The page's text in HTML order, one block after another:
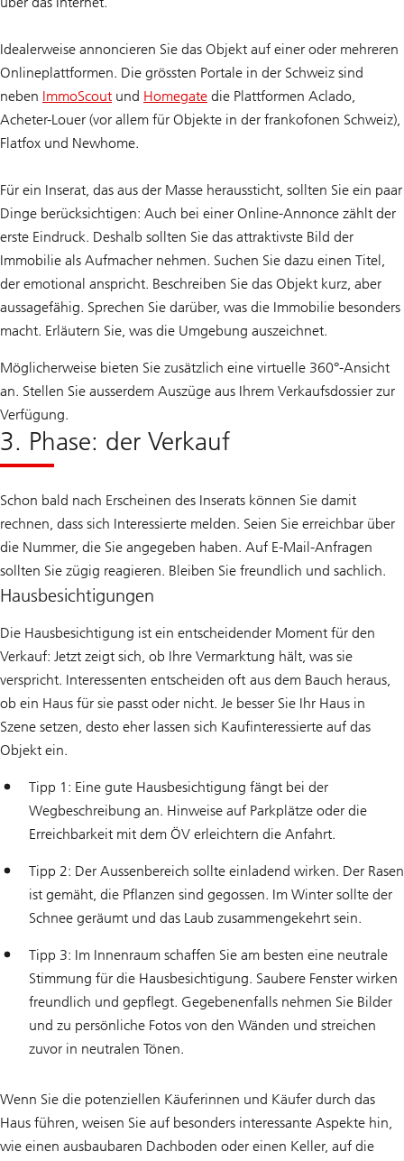
Idealerweise annoncieren Sie das Objekt auf einer oder mehreren
Onlineplattformen. Die grössten Portale in der Schweiz sind
neben ImmoScout und Homegate die Plattformen Aclado,
Acheter-Louer (vor allem für Objekte in der frankofonen Schweiz),
Flatfox und Newhome.
Für ein Inserat, das aus der Masse heraussticht, sollten Sie ein paar
Dinge berücksichtigen: Auch bei einer Online-Annonce zählt der
erste Eindruck. Deshalb sollten Sie das attraktivste Bild der
Immobilie als Aufmacher nehmen. Suchen Sie dazu einen Titel,
der emotional anspricht. Beschreiben Sie das Objekt kurz, aber
aussagefähig. Sprechen Sie darüber, was die Immobilie besonders
macht. Erläutern Sie, was die Umgebung auszeichnet.
Möglicherweise bieten Sie zusätzlich eine virtuelle 360°-Ansicht
an. Stellen Sie ausserdem Auszüge aus Ihrem Verkaufsdossier zur
Verfügung.
3. Phase: der Verkauf
Schon bald nach Erscheinen des Inserats können Sie damit
rechnen, dass sich Interessierte melden. Seien Sie erreichbar über
die Nummer, die Sie angegeben haben. Auf E-Mail-Anfragen
sollten Sie zügig reagieren. Bleiben Sie freundlich und sachlich.
Hausbesichtigungen
Die Hausbesichtigung ist ein entscheidender Moment für den
Verkauf: Jetzt zeigt sich, ob Ihre Vermarktung hält, was sie
verspricht. Interessenten entscheiden oft aus dem Bauch heraus,
ob ein Haus für sie passt oder nicht. Je besser Sie Ihr Haus in
Szene setzen, desto eher lassen sich Kaufinteressierte auf das
Objekt ein.
Tipp 1: Eine gute Hausbesichtigung fängt bei der
Wegbeschreibung an. Hinweise auf Parkplätze oder die
Erreichbarkeit mit dem ÖV erleichtern die Anfahrt.
Tipp 2: Der Aussenbereich sollte einladend wirken. Der Rasen
ist gemäht, die Pflanzen sind gegossen. Im Winter sollte der
Schnee geräumt und das Laub zusammengekehrt sein.
Tipp 3: Im Innenraum schaffen Sie am besten eine neutrale
Stimmung für die Hausbesichtigung. Saubere Fenster wirken
freundlich und gepflegt. Gegebenenfalls nehmen Sie Bilder
und zu persönliche Fotos von den Wänden und streichen
zuvor in neutralen Tönen.
Wenn Sie die potenziellen Käuferinnen und Käufer durch das
Haus führen, weisen Sie auf besonders interessante Aspekte hin,
wie einen ausbaubaren Dachboden oder einen Keller, auf die